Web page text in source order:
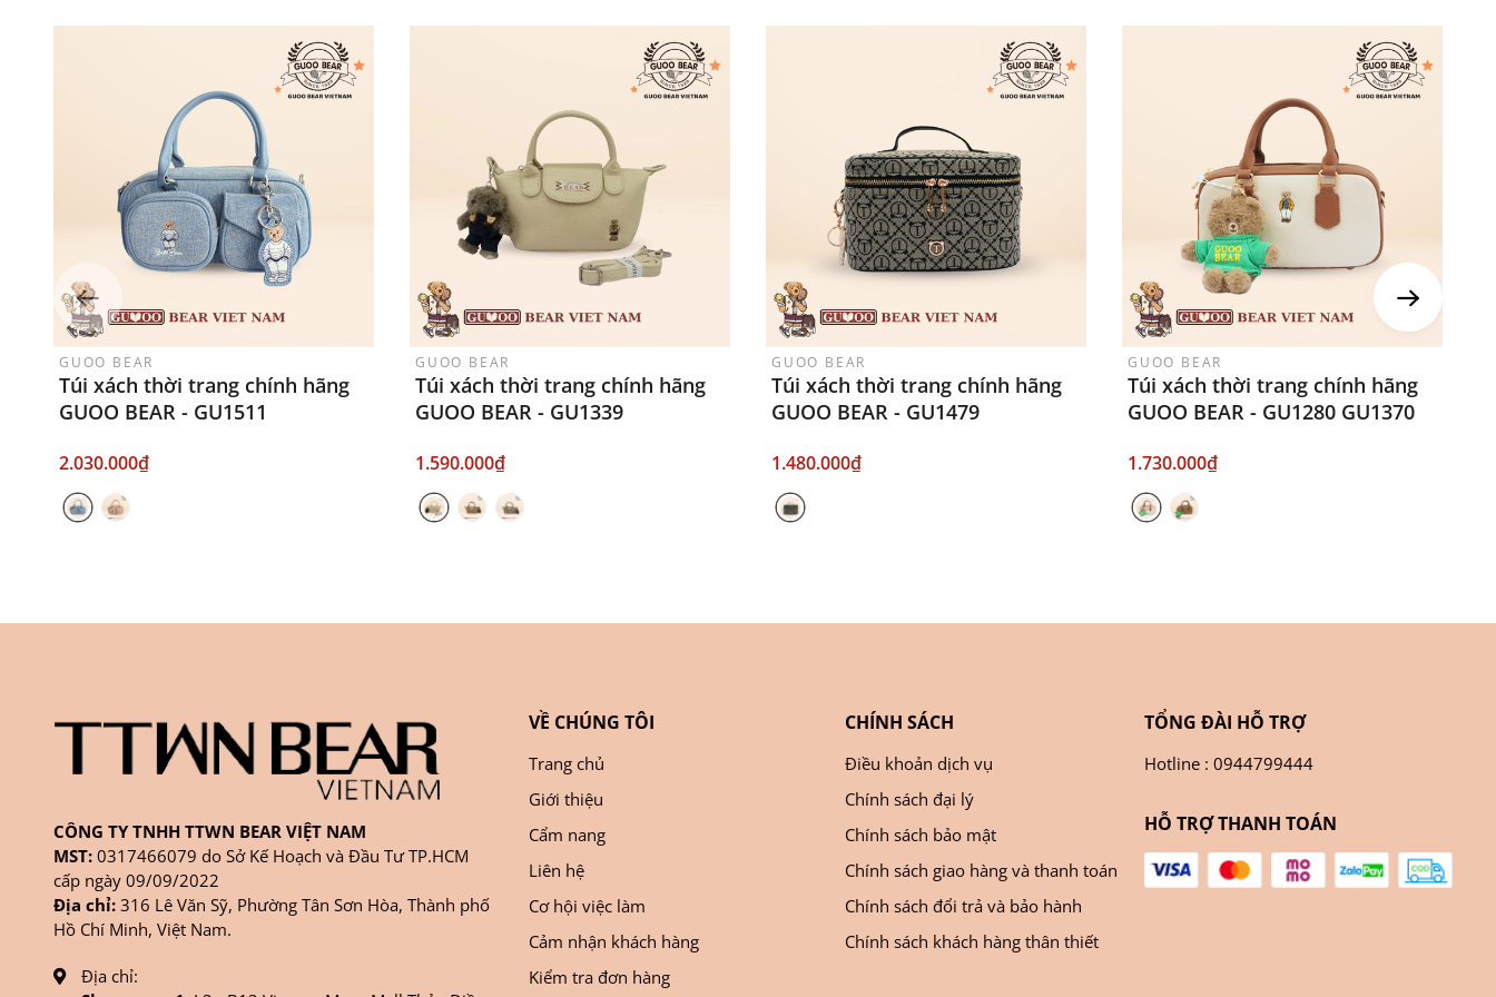
GUOO BEAR
Túi xách thời trang chính hãng
GUOO BEAR - GU1511
2.030.000₫
GUOO BEAR
Túi xách thời trang chính hãng
GUOO BEAR - GU1339
1.590.000₫
GUOO BEAR
Túi xách thời trang chính hãng
GUOO BEAR - GU1479
1.480.000₫
GUOO BEAR
Túi xách thời trang chính hãng
GUOO BEAR - GU1280 GU1370
1.730.000₫
CÔNG TY TNHH TTWN BEAR VIỆT NAM
MST: 0317466079 do Sở Kế Hoạch và Đầu Tư TP.HCM
cấp ngày 09/09/2022
Địa chỉ: 316 Lê Văn Sỹ, Phường Tân Sơn Hòa, Thành phố
Hồ Chí Minh, Việt Nam.
Địa chỉ:
VỀ CHÚNG TÔI
Trang chủ
Giới thiệu
Cẩm nang
Liên hệ
Cơ hội việc làm
Cảm nhận khách hàng
Kiểm tra đơn hàng
CHÍNH SÁCH
Điều khoản dịch vụ
Chính sách đại lý
Chính sách bảo mật
Chính sách giao hàng và thanh toán
Chính sách đổi trả và bảo hành
Chính sách khách hàng thân thiết
TỔNG ĐÀI HỖ TRỢ
Hotline : 0944799444
HỖ TRỢ THANH TOÁN